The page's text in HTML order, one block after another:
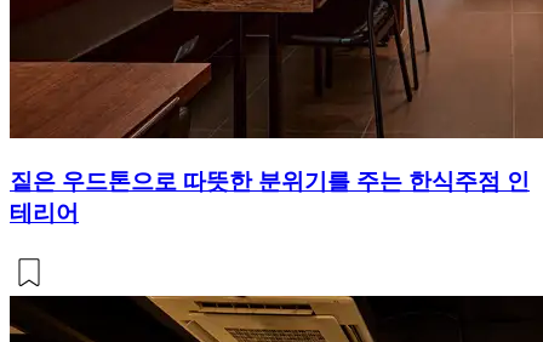
짙은 우드톤으로 따뜻한 분위기를 주는 한식주점 인
테리어